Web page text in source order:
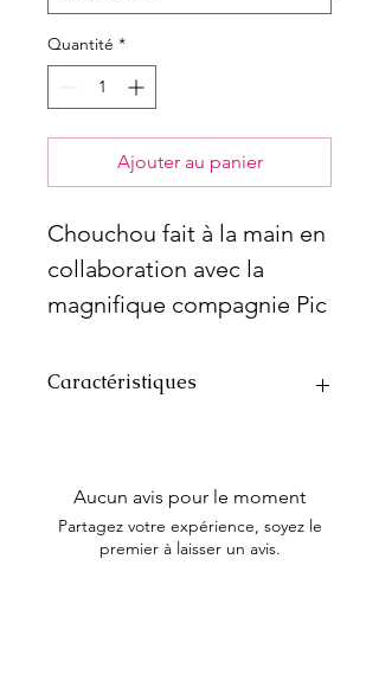
Quantité *
Ajouter au panier
Chouchou fait à la main en
collaboration avec la
magnifique compagnie Pic
2 formats s’offrent à vous:
Caractéristiques
Lavable à la main ou séparément à
la machine à l’eau froide,
suspendre pour sécher
Aucun avis pour le moment
Partagez votre expérience, soyez le
premier à laisser un avis.